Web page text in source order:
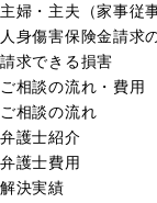
主婦・主夫（家事従
人身傷害保険金請求
請求できる損害
ご相談の流れ・費用
ご相談の流れ
弁護士紹介
弁護士費用
解決実績